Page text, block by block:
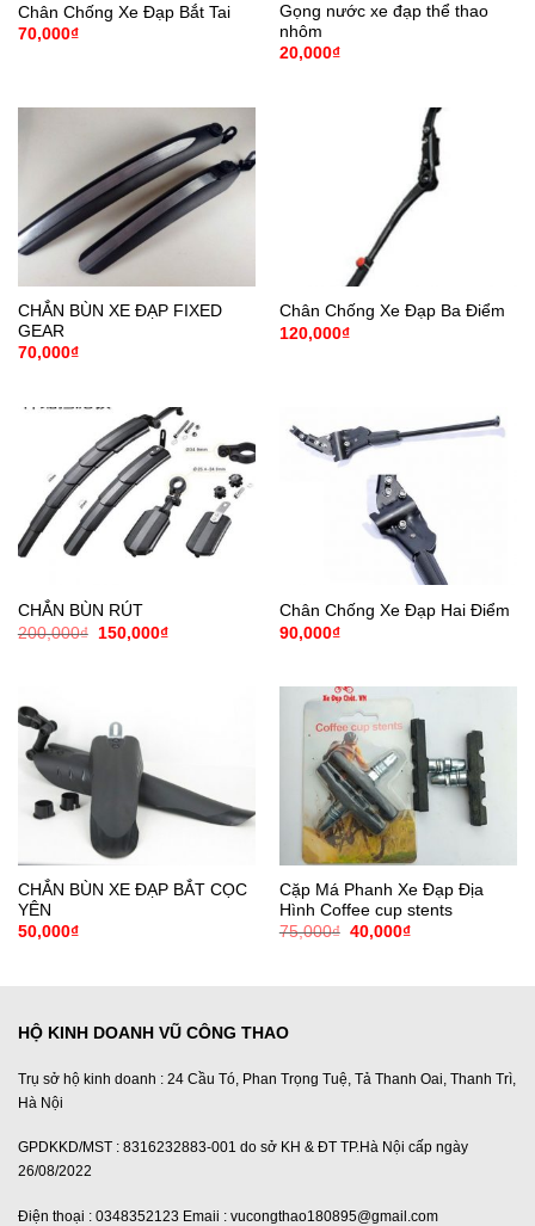
Chân Chống Xe Đạp Bắt Tai
70,000₫
Gọng nước xe đạp thể thao
nhôm
20,000₫
CHẮN BÙN XE ĐẠP FIXED
GEAR
70,000₫
Chân Chống Xe Đạp Ba Điểm
120,000₫
CHẮN BÙN RÚT
200,000₫
Giá
150,000₫Giá
Chân Chống Xe Đạp Hai Điểm
90,000₫
CHẮN BÙN XE ĐẠP BẮT CỌC
YÊN
50,000₫
Cặp Má Phanh Xe Đạp Địa
Hình Coffee cup stents
75,000₫ Giá
40,000₫Giá
HỘ KINH DOANH VŨ CÔNG THAO
Trụ sở hộ kinh doanh : 24 Cầu Tó, Phan Trọng Tuệ, Tả Thanh Oai, Thanh Trì,
Hà Nội
GPDKKD/MST : 8316232883-001 do sở KH & ĐT TP.Hà Nội cấp ngày
26/08/2022
Điện thoại : 0348352123 Emaii : vucongthao180895@gmail.com